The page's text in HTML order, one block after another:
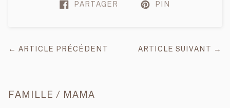
PARTAGER PIN
← ARTICLE PRÉCÉDENT ARTICLE SUIVANT →
FAMILLE / MAMA